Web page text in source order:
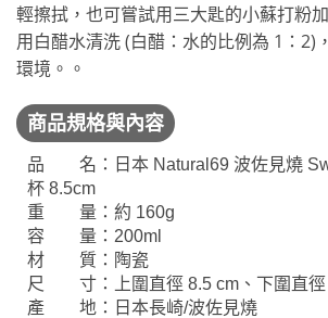
輕擦拭，也可嘗試用三大匙的小蘇打粉
用白醋水清洗 (白醋：水的比例為 1：2)
環境。。
商品規格與內容
品 名：日本 Natural69 波佐見燒
杯 8.5cm
重 量：約 160g
容 量：200ml
材 質：陶瓷
尺 寸：上圍直徑 8.5 cm、下圍直徑
產 地：日本長崎/波佐見燒